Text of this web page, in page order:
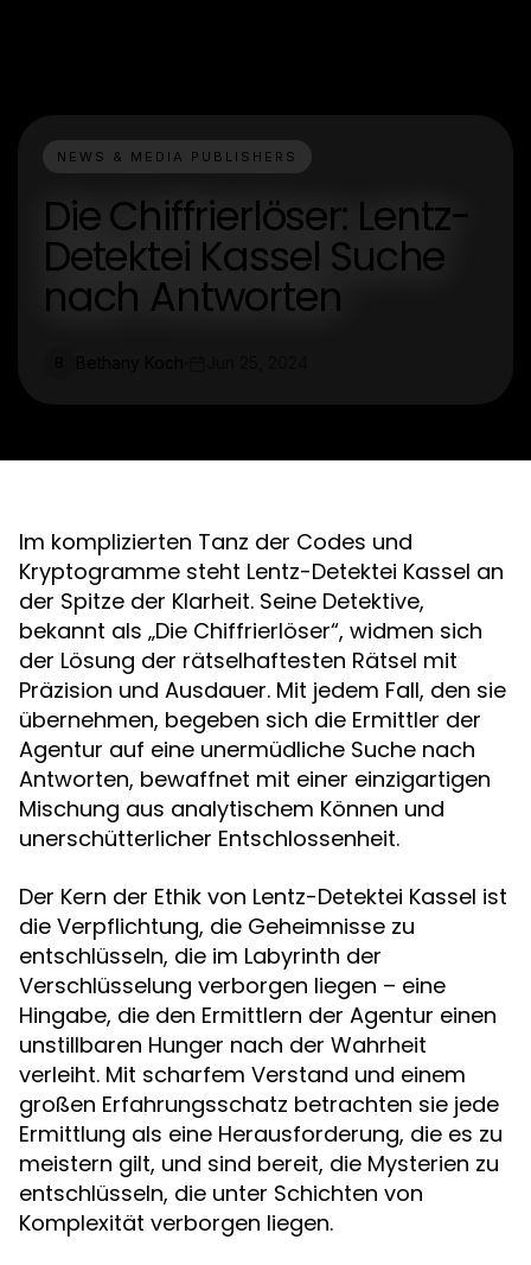
NEWS & MEDIA PUBLISHERS
Die Chiffrierlöser: Lentz-
Detektei Kassel Suche
nach Antworten
Im komplizierten Tanz der Codes und
Kryptogramme steht Lentz-Detektei Kassel an
der Spitze der Klarheit. Seine Detektive,
bekannt als „Die Chiffrierlöser“, widmen sich
der Lösung der rätselhaftesten Rätsel mit
Präzision und Ausdauer. Mit jedem Fall, den sie
übernehmen, begeben sich die Ermittler der
Agentur auf eine unermüdliche Suche nach
Antworten, bewaffnet mit einer einzigartigen
Mischung aus analytischem Können und
unerschütterlicher Entschlossenheit.
Der Kern der Ethik von Lentz-Detektei Kassel ist
die Verpflichtung, die Geheimnisse zu
entschlüsseln, die im Labyrinth der
Verschlüsselung verborgen liegen – eine
Hingabe, die den Ermittlern der Agentur einen
unstillbaren Hunger nach der Wahrheit
verleiht. Mit scharfem Verstand und einem
großen Erfahrungsschatz betrachten sie jede
Ermittlung als eine Herausforderung, die es zu
meistern gilt, und sind bereit, die Mysterien zu
entschlüsseln, die unter Schichten von
Komplexität verborgen liegen.